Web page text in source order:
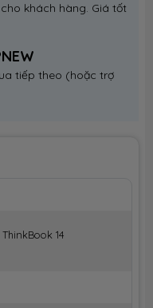
khách hàng. Giá tốt
tiếp theo (hoặc trợ
14